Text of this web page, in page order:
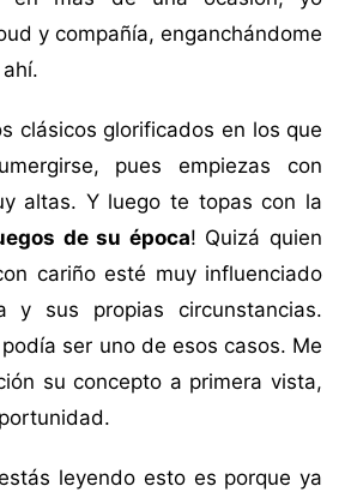
y compañía, enganchándome
clásicos glorificados en los que
pues empiezas con
altas. Y luego te topas con la
de su época! Quizá quien
cariño esté muy influenciado
y sus propias circunstancias.
ser uno de esos casos. Me
su concepto a primera vista,
leyendo esto es porque ya